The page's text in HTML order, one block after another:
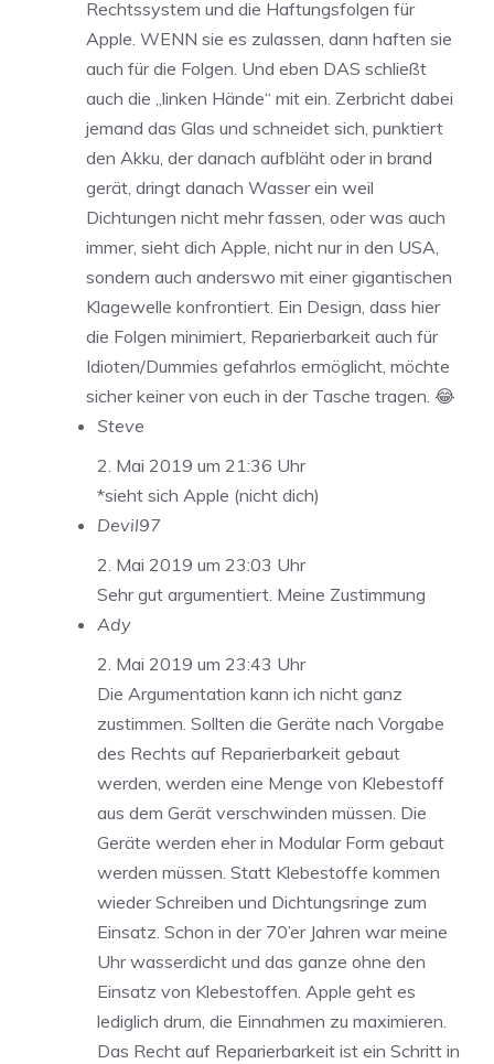
Rechtssystem und die Haftungsfolgen für
Apple. WENN sie es zulassen, dann haften sie
auch für die Folgen. Und eben DAS schließt
auch die „linken Hände“ mit ein. Zerbricht dabei
jemand das Glas und schneidet sich, punktiert
den Akku, der danach aufbläht oder in brand
gerät, dringt danach Wasser ein weil
Dichtungen nicht mehr fassen, oder was auch
immer, sieht dich Apple, nicht nur in den USA,
sondern auch anderswo mit einer gigantischen
Klagewelle konfrontiert. Ein Design, dass hier
die Folgen minimiert, Reparierbarkeit auch für
Idioten/Dummies gefahrlos ermöglicht, möchte
sicher keiner von euch in der Tasche tragen. 😂
Steve
2. Mai 2019 um 21:36 Uhr
*sieht sich Apple (nicht dich)
Devil97
2. Mai 2019 um 23:03 Uhr
Sehr gut argumentiert. Meine Zustimmung
Ady
2. Mai 2019 um 23:43 Uhr
Die Argumentation kann ich nicht ganz
zustimmen. Sollten die Geräte nach Vorgabe
des Rechts auf Reparierbarkeit gebaut
werden, werden eine Menge von Klebestoff
aus dem Gerät verschwinden müssen. Die
Geräte werden eher in Modular Form gebaut
werden müssen. Statt Klebestoffe kommen
wieder Schreiben und Dichtungsringe zum
Einsatz. Schon in der 70’er Jahren war meine
Uhr wasserdicht und das ganze ohne den
Einsatz von Klebestoffen. Apple geht es
lediglich drum, die Einnahmen zu maximieren.
Das Recht auf Reparierbarkeit ist ein Schritt in